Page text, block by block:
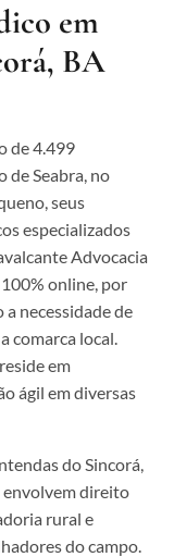
em
BA
de 4.499
de Seabra, no
seus
especializados
Advocacia
online, por
necessidade de
comarca local.
em
ágil em diversas
do Sincorá,
envolvem direito
rural e
do campo.